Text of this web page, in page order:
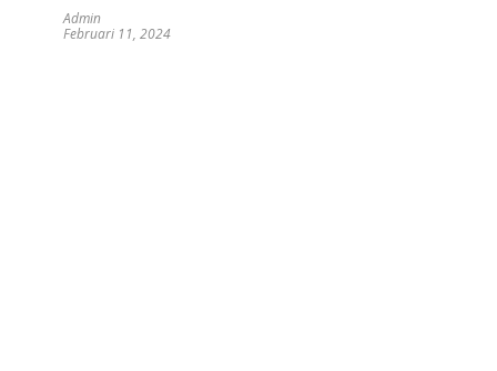
Admin
Februari 11, 2024